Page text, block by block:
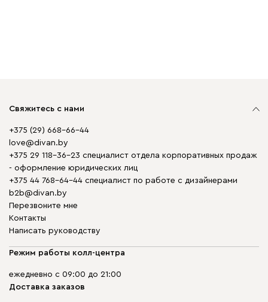
Свяжитесь с нами
+375 (29) 668-66-44
love@divan.by
+375 29 118-36-23 специалист отдела корпоративных продаж
- оформление юридических лиц
+375 44 768-64-44 специалист по работе с дизайнерами
b2b@divan.by
Перезвоните мне
Контакты
Написать руководству
Режим работы колл-центра
ежедневно с 09:00 до 21:00
Доставка заказов